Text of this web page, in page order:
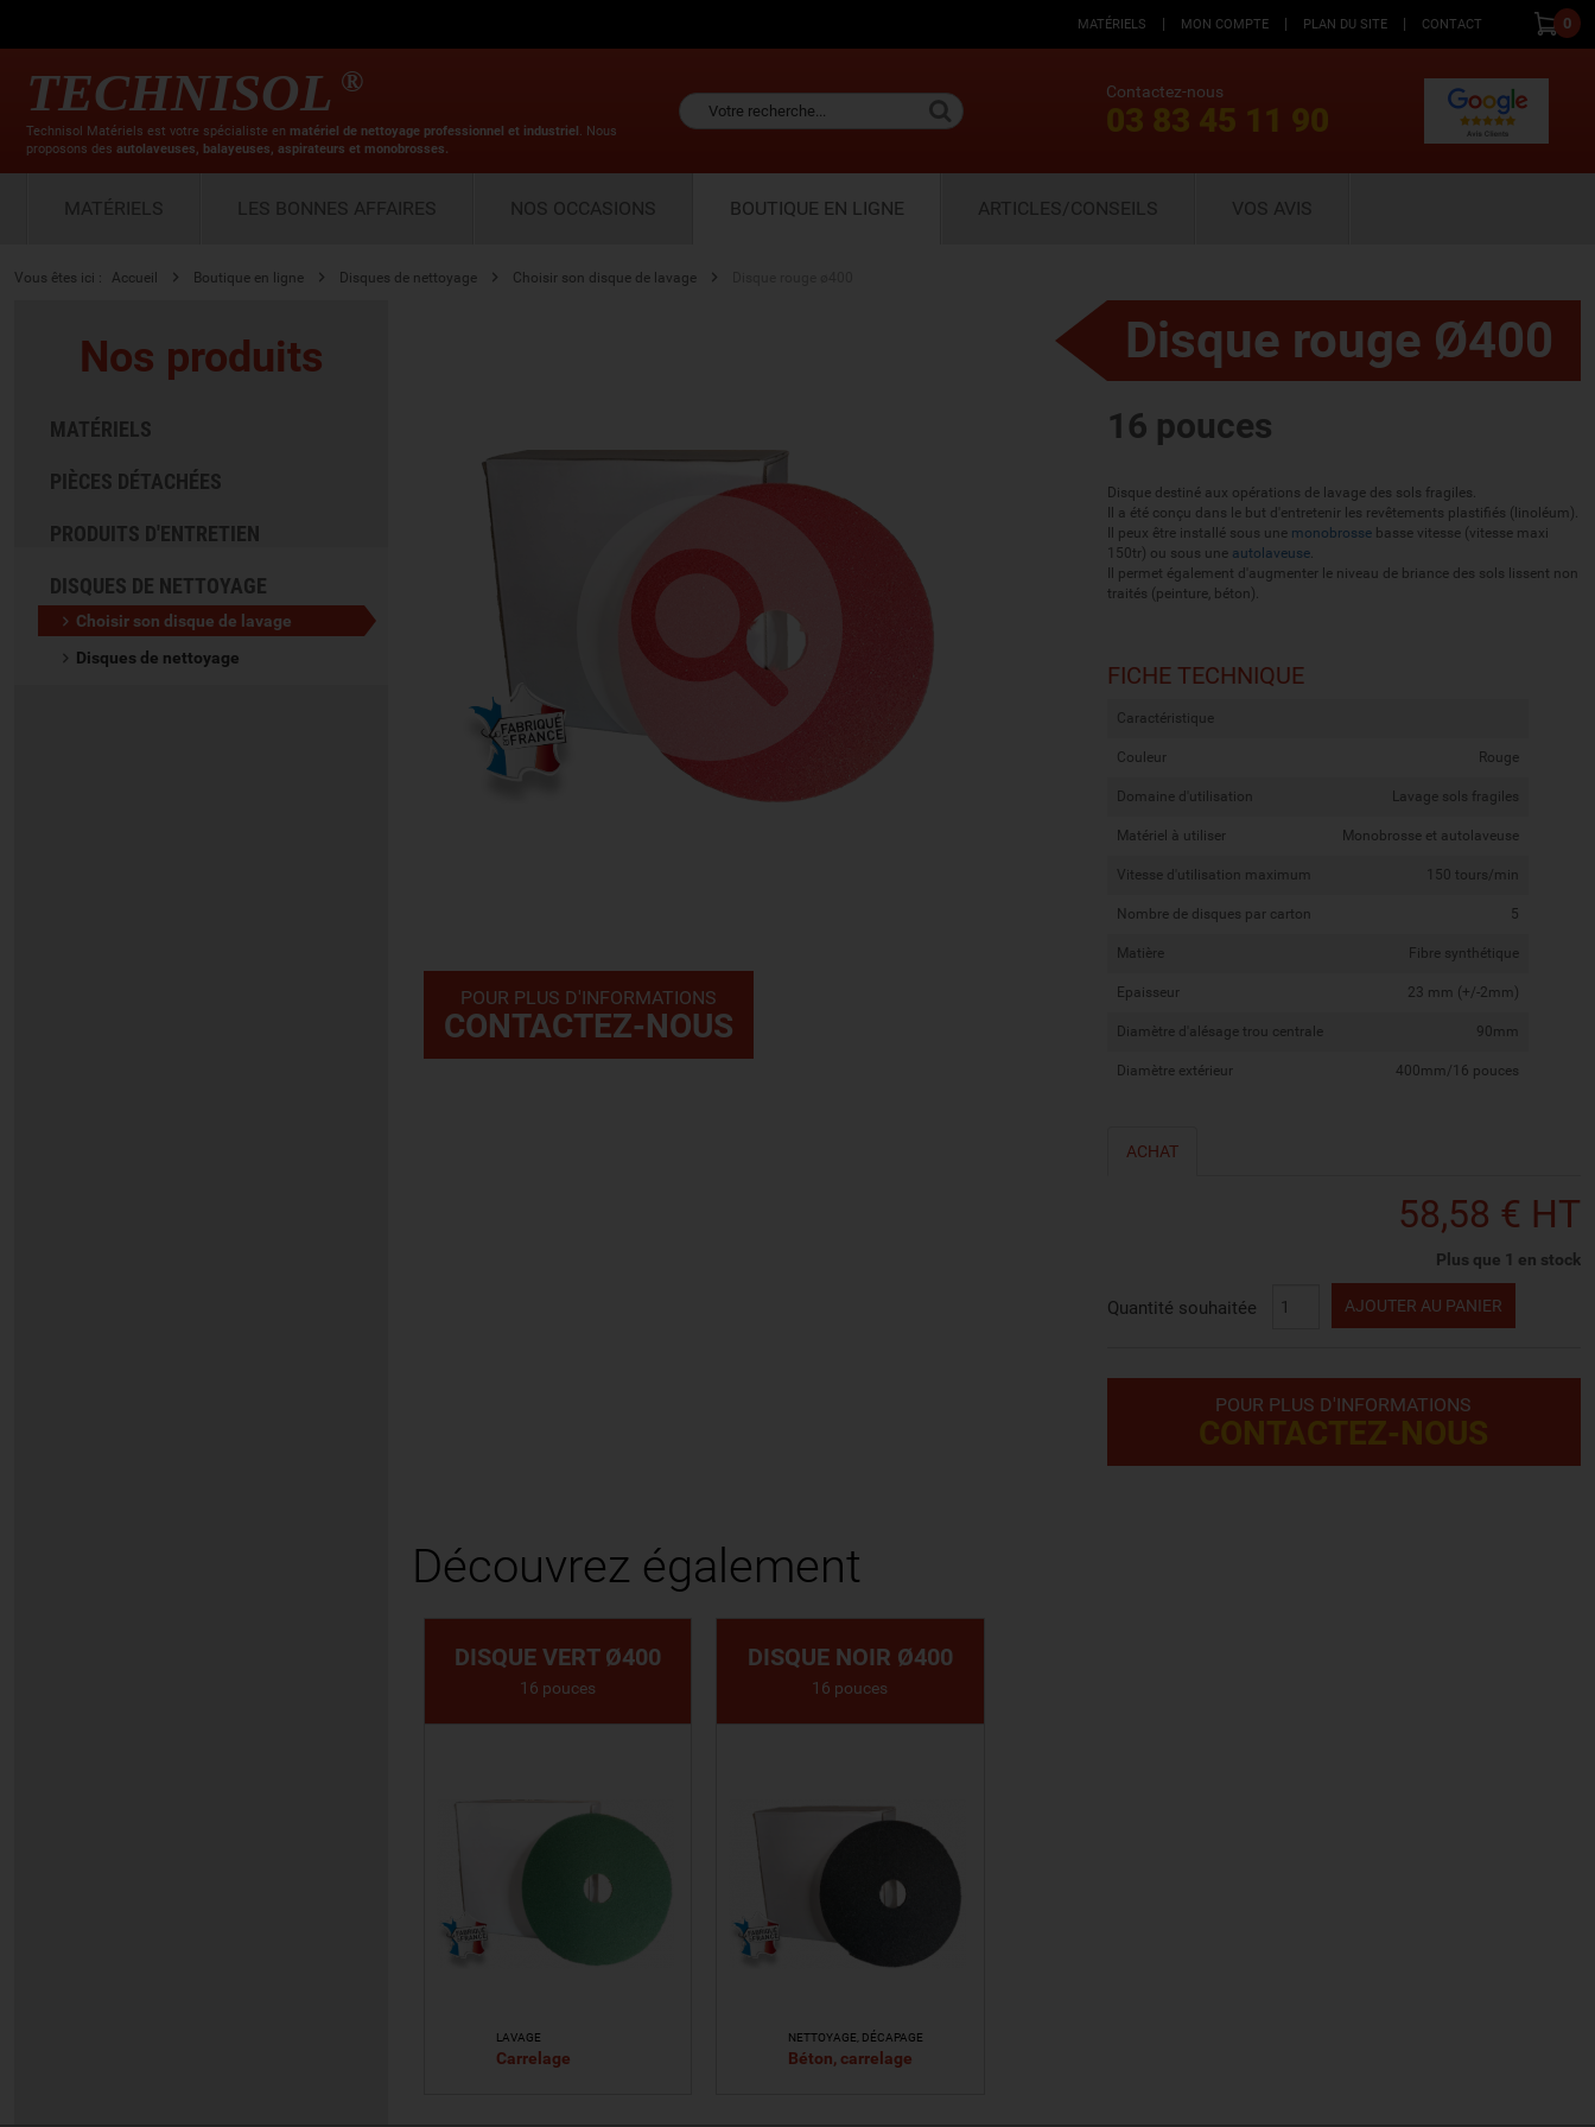
0
MATÉRIELS | MON COMPTE | PLAN DU SITE | CONTACT
TECHNISOL ®
Technisol Matériels est votre spécialiste en matériel de nettoyage professionnel et industriel . Nous
proposons des autolaveuses, balayeuses, aspirateurs et monobrosses.
Contactez-nous
03 83 45 11 90
MATÉRIELS LES BONNES AFFAIRES NOS OCCASIONS BOUTIQUE EN LIGNE ARTICLES/CONSEILS VOS AVIS
Vous êtes ici : Accueil Boutique en ligne Disques de nettoyage Choisir son disque de lavage
POUR PLUS D'INFORMATIONS
CONTACTEZ-NOUS
Disque rouge Ø400
16 pouces
Disque destiné aux opérations de lavage des sols fragiles.
Il a été conçu dans le but d'entretenir les revêtements plastifiés (linoléum).
Il peux être installé sous une monobrosse basse vitesse (vitesse maxi
150tr) ou sous une autolaveuse.
Il permet également d'augmenter le niveau de briance des sols lissent non
traités (peinture, béton).
FICHE TECHNIQUE
Caractéristique
Couleur Rouge
Domaine d'utilisation Lavage sols fragiles
Matériel à utiliser Monobrosse et autolaveuse
Vitesse d'utilisation maximum 150 tours/min
Nombre de disques par carton 5
Matière Fibre synthétique
Epaisseur 23 mm (+/-2mm)
Diamètre d'alésage trou centrale 90mm
Diamètre extérieur 400mm/16 pouces
ACHAT
58,58 € HT
Plus que 1 en stock
Quantité souhaitée AJOUTER AU PANIER
POUR PLUS D'INFORMATIONS
CONTACTEZ-NOUS
Découvrez également
DISQUE VERT Ø400
16 pouces
LAVAGE
Carrelage
DISQUE NOIR Ø400
16 pouces
NETTOYAGE, DÉCAPAGE
Béton, carrelage
Nos produits
MATÉRIELS
PIÈCES DÉTACHÉES
PRODUITS D'ENTRETIEN
DISQUES DE NETTOYAGE
Choisir son disque de lavage
Disques de nettoyage